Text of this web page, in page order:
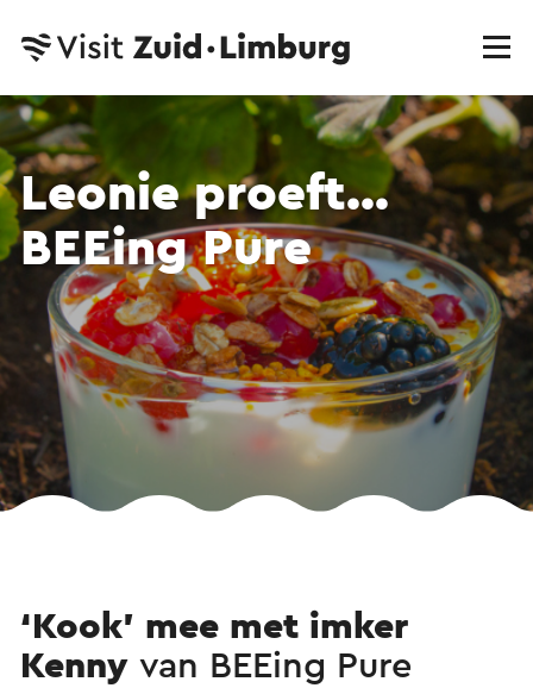
Leonie proeft...
BEEing Pure
‘Kook’ mee met imker
Kenny van BEEing Pure